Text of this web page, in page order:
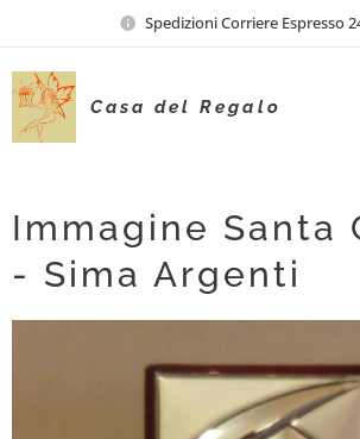
Spedizioni Corriere Espresso
Casa del Regalo
Immagine Santa
- Sima Argenti